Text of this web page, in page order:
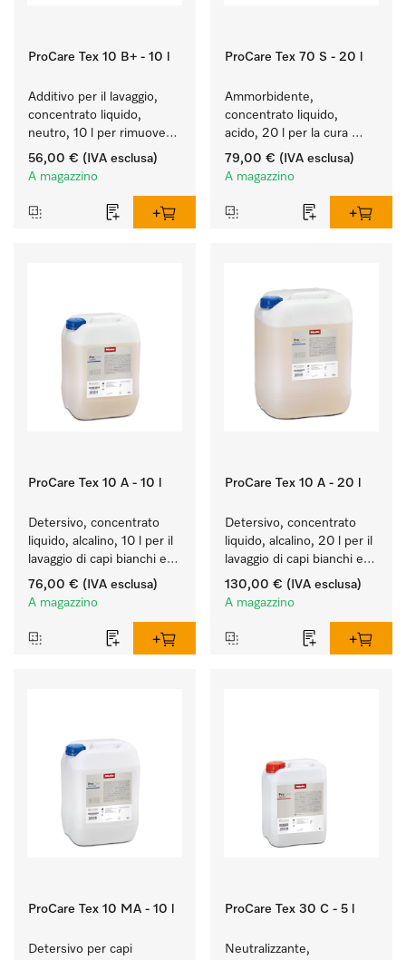
ProCare Tex 10 B+ - 10 l
Additivo per il lavaggio,
concentrato liquido,
neutro, 10 l per rimuovere
in modo efficace le
macchie di grasso.
56,00 € (IVA esclusa)
A magazzino
ProCare Tex 70 S - 20 l
Ammorbidente,
concentrato liquido,
acido, 20 l per la cura
delle fibre e una
morbidezza duratura dei
79,00 € (IVA esclusa)
A magazzino
ProCare Tex 10 A - 10 l
Detersivo, concentrato
liquido, alcalino, 10 l per il
lavaggio di capi bianchi e
colorati resistenti.
76,00 € (IVA esclusa)
A magazzino
ProCare Tex 10 A - 20 l
Detersivo, concentrato
liquido, alcalino, 20 l per il
lavaggio di capi bianchi e
colorati resistenti.
130,00 € (IVA esclusa)
A magazzino
ProCare Tex 10 MA - 10 l
Detersivo per capi
ProCare Tex 30 C - 5 l
Neutralizzante,